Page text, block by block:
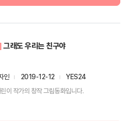
그래도 우리는 친구야
인
2019-12-12
YES24
이 작가의 창작 그림동화입니다.